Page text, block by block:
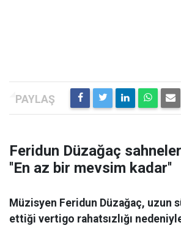
Feridun Düzağaç
''En az bir mevsim kadar''
Müzisyen Feridun Düzağaç, uzun
ettiği vertigo rahatsızlığı